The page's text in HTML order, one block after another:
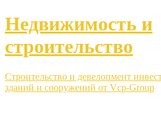
Недвижимость и
строительство
Строительство и девелопмент
зданий и сооружений от Vcp-Group